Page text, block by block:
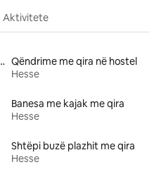
Aktivitete
për familje me qira Qëndrime me qira në hostel
Hesse
Banesa me kajak me qira
Hesse
Shtëpi buzë plazhit me qira
Hesse